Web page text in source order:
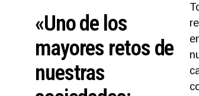
«Uno de los
mayores retos de
nuestras